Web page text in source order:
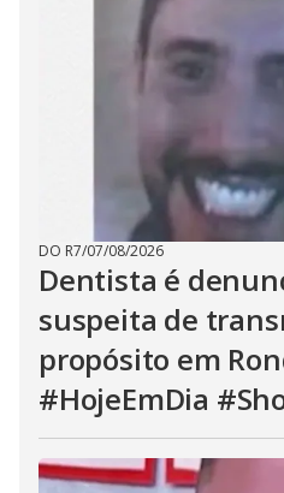
DO R7/07/08/2026
Dentista é
suspeita de
propósito em
#HojeEmDia